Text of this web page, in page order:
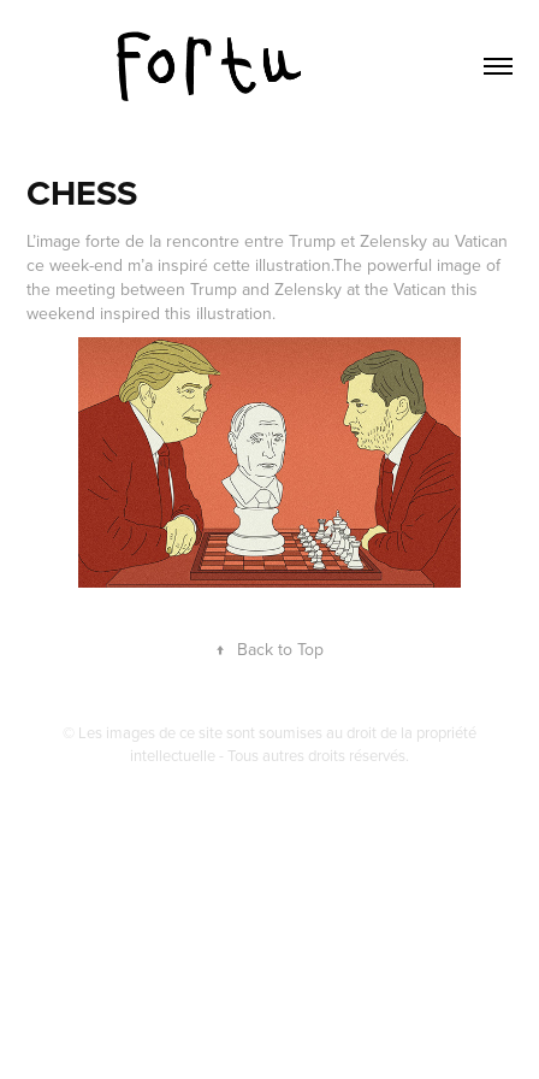
CHESS
L’image forte de la rencontre entre Trump et Zelensky au Vatican
ce week-end m’a inspiré cette illustration.The powerful image of
the meeting between Trump and Zelensky at the Vatican this
weekend inspired this illustration.
↑ Back to Top
© Les images de ce site sont soumises au droit de la propriété
intellectuelle - Tous autres droits réservés.